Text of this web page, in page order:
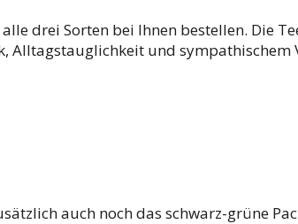
drei Sorten bei Ihnen bestellen. Die
Alltagstauglichkeit und
auch noch das schwarz-grüne